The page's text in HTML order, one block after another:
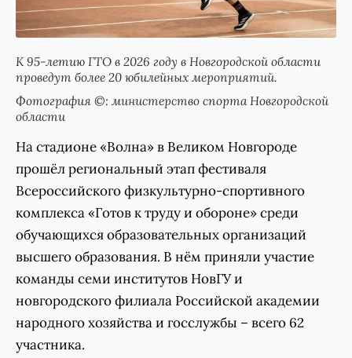
К 95-летию ГТО в 2026 году в Новгородской области
проведут более 20 юбилейных мероприятий.
Фотография ©: министерство спорта Новгородской
области
На стадионе «Волна» в Великом Новгороде
прошёл региональный этап фестиваля
Всероссийского физкультурно-спортивного
комплекса «Готов к труду и обороне» среди
обучающихся образовательных организаций
высшего образования. В нём приняли участие
команды семи институтов НовГУ и
новгородского филиала Российской академии
народного хозяйства и госслужбы – всего 62
участника.